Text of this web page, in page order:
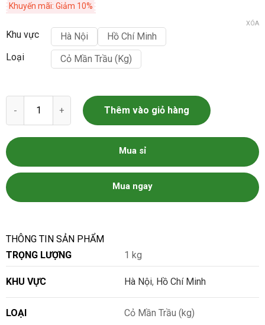
Khuyến mãi: Giảm 10%
Khu vực Hà Nội
Hồ Chí Minh
Loại
Cỏ Mần Trầu (kg)
XÓA
Cỏ Mần Trầu Dũng Hà số lượng
Thêm vào giỏ hàng
Mua sỉ
Mua ngay
THÔNG TIN SẢN PHẨM
TRỌNG LƯỢNG
1 kg
KHU VỰC Hà Nội, Hồ Chí Minh
LOẠI Cỏ Mần Trầu (kg)